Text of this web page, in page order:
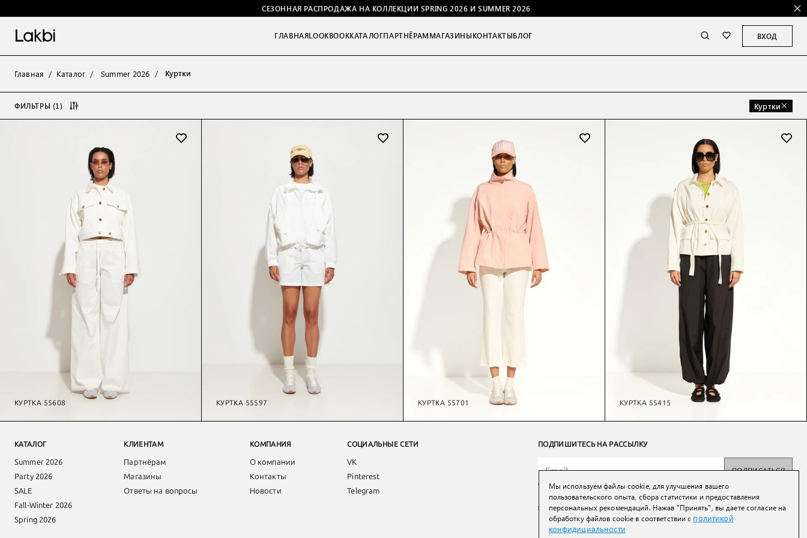
СЕЗОННАЯ РАСПРОДАЖА НА КОЛЛЕКЦИИ SPRING 2026 И SUMMER 2026
ГЛАВНАЯLOOKBOOKКАТАЛОГПАРТНЁРАММАГАЗИНЫКОНТАКТЫБЛОГ ВХОД
Главная Каталог Summer 2026 Куртки
ФИЛЬТРЫ (1) Куртки
КУРТКА 55608 КУРТКА 55597 КУРТКА 55701 КУРТКА 55415
КАТАЛОГ
Summer 2026
Party 2026
SALE
Fall-Winter 2026
Spring 2026
КЛИЕНТАМ
Партнёрам
Магазины
Ответы на вопросы
КОМПАНИЯ
О компании
Контакты
Новости
СОЦИАЛЬНЫЕ СЕТИ
VK
Pinterest
Telegram
ПОДПИШИТЕСЬ НА РАССЫЛКУ
ПОДПИСАТЬСЯ
Нажимая на кнопку вы соглашаетесь сполитикой конфиденциальности и
обработки персональных данных
Мы используем файлы cookie, для улучшения вашего
пользовательского опыта, сбора статистики и предоставления
персональных рекомендаций. Нажав "Принять", вы даете согласие на
обработку файлов cookie в соответствии с политикой
конфидициальности